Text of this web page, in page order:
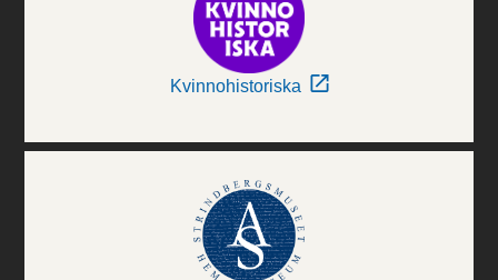
Kvinnohistoriska